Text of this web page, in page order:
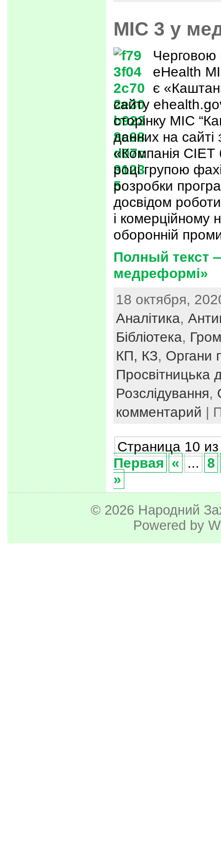
МІС 3 у
Черговою
eHealth
є
сайту
сторінку МІС
данних на
«Компанія
році групою
розробки
досвідом
і комерційному
оборонній
Полный текст
медреформі»
18 октября,
Аналітика,
Бібліотека,
КП, КЗ, Органи
Просвітницька
Розслідування,
комментарий |
Страница 10
Первая « ... 8
»
© 2026 Народний
Powered by